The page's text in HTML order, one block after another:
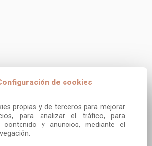
de cookies
propias y de terceros para mejorar
para analizar el tráfico, para
contenido y anuncios, mediante el